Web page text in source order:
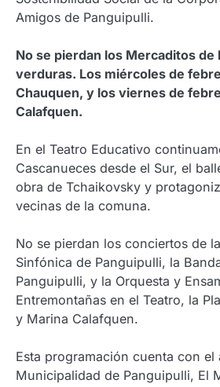
Amigos de Panguipulli.
No se pierdan los Mercaditos de
verduras. Los miércoles de
Chauquen, y los viernes de
Calafquen.
En el Teatro Educativo
Cascanueces desde el Sur, el
obra de Tchaikovsky y
vecinas de la comuna.
No se pierdan los conciertos de
Sinfónica de Panguipulli, la
Panguipulli, y la Orquesta y
Entremontañas en el Teatro, la
y Marina Calafquen.
Esta programación cuenta con el
Municipalidad de Panguipulli, El